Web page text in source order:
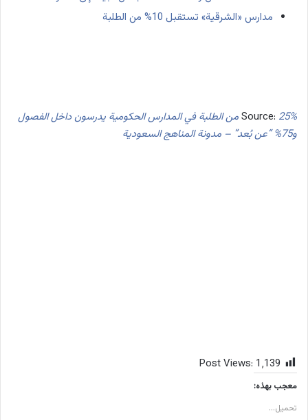
مدارس «الشرقية» تستقبل 10% من الطلبة
Source:25% من الطلبة في المدارس الحكومية يدرسون داخل الفصول
و75% “عن بُعد” – مدونة المناهج السعودية
Post Views: 1٬139
معجب بهذه:
تحميل...